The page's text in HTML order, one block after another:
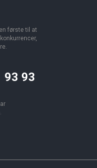
første til at
93 93